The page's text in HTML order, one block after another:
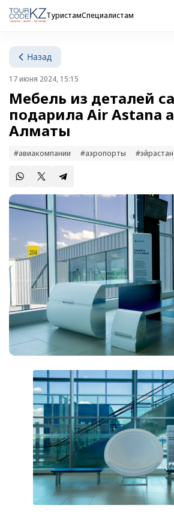
ТуристамСпециалистам
Назад
17 июня 2024, 15:15
Мебель из деталей
подарила Air Astana
Алматы
#авиакомпании #аэропорты